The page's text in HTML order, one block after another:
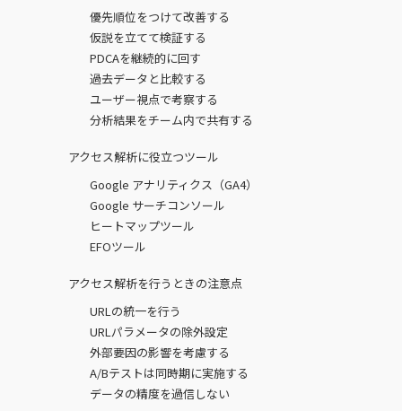
優先順位をつけて改善する
仮説を立てて検証する
PDCAを継続的に回す
過去データと比較する
ユーザー視点で考察する
分析結果をチーム内で共有する
アクセス解析に役立つツール
Google アナリティクス（GA4）
Google サーチコンソール
ヒートマップツール
EFOツール
アクセス解析を行うときの注意点
URLの統一を行う
URLパラメータの除外設定
外部要因の影響を考慮する
A/Bテストは同時期に実施する
データの精度を過信しない